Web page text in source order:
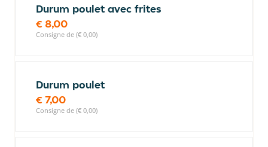
Durum poulet avec frites
€ 8,00
Consigne de (€ 0,00)
Durum poulet
€ 7,00
Consigne de (€ 0,00)